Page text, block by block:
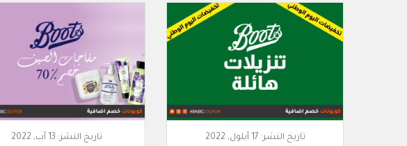
تاريخ النشر: 17 أيلول, 2022 تاريخ النشر: 13 آب, 2022